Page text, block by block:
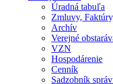
Úradná tabuľa
Zmluvy,
Archív
Verejné
VZN
Hospodárenie
Cenník
Sadzobník